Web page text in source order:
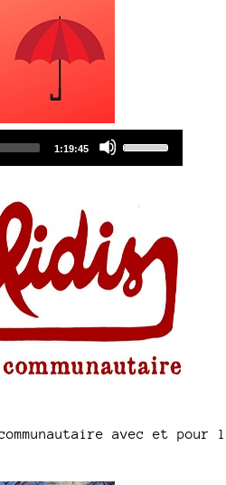
Total
1:19:45
keys
increase
or
decrease
volume.
avec et pour